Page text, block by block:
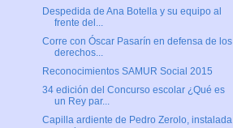
Despedida de Ana Botella y su equipo al
frente del...
Corre con Óscar Pasarín en defensa de los
derechos...
Reconocimientos SAMUR Social 2015
34 edición del Concurso escolar ¿Qué es
un Rey par...
Capilla ardiente de Pedro Zerolo, instalada